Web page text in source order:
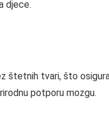
djece.
štetnih tvari, što
potporu mozgu.